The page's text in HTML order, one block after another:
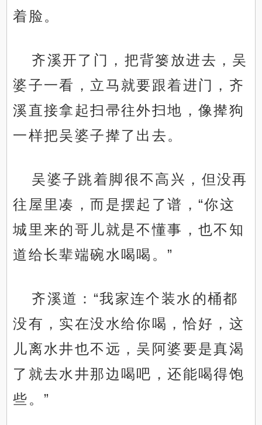
着脸。
齐溪开了门，把背篓放进去，吴
婆子一看，立马就要跟着进门，齐
溪直接拿起扫帚往外扫地，像撵狗
一样把吴婆子撵了出去。
吴婆子跳着脚很不高兴，但没再
往屋里凑，而是摆起了谱，“你这
城里来的哥儿就是不懂事，也不知
道给长辈端碗水喝喝。”
齐溪道：“我家连个装水的桶都
没有，实在没水给你喝，恰好，这
儿离水井也不远，吴阿婆要是真渴
了就去水井那边喝吧，还能喝得饱
些。”